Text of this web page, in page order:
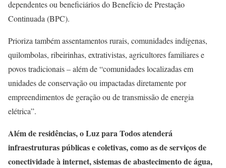
dependentes ou beneficiários do Benefício de Prestação
Continuada (BPC).
Prioriza também assentamentos rurais, comunidades indígenas,
quilombolas, ribeirinhas, extrativistas, agricultores familiares e
povos tradicionais – além de “comunidades localizadas em
unidades de conservação ou impactadas diretamente por
empreendimentos de geração ou de transmissão de energia
elétrica”.
Além de residências, o Luz para Todos atenderá
infraestruturas públicas e coletivas, como as de serviços de
conectividade à internet, sistemas de abastecimento de água,